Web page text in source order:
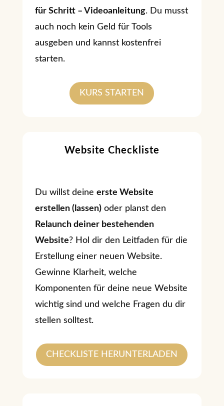
für Schritt – Videoanleitung. Du musst
auch noch kein Geld für Tools
ausgeben und kannst kostenfrei
starten.
KURS STARTEN
Website Checkliste
Du willst deine erste Website
erstellen (lassen)oder planst den
Relaunch deiner bestehenden
Website? Hol dir den Leitfaden für die
Erstellung einer neuen Website.
Gewinne Klarheit, welche
Komponenten für deine neue Website
wichtig sind und welche Fragen du dir
stellen solltest.
CHECKLISTE HERUNTERLADEN